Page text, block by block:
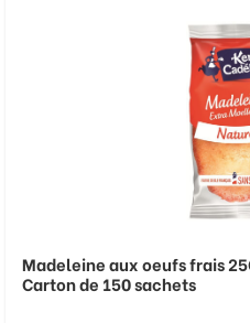
Madeleine aux oeufs frais
Carton de 150 sachets